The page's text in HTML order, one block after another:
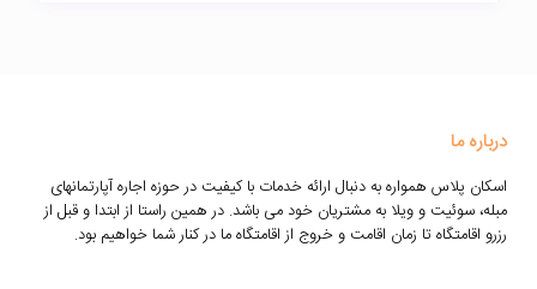
درباره ما
اسکان پلاس همواره به دنبال ارائه خدمات با کیفیت در حوزه اجاره آپارتمانهای
مبله، سوئیت و ویلا به مشتریان خود می باشد. در همین راستا از ابتدا و قبل از
رزرو اقامتگاه تا زمان اقامت و خروج از اقامتگاه ما در کنار شما خواهیم بود.